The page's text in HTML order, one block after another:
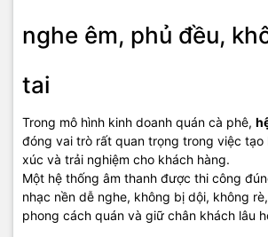
nghe êm, phủ đều,
tai
Trong mô hình kinh doanh quán cà phê,
đóng vai trò rất quan trọng trong việc tạo
xúc và trải nghiệm cho khách hàng.
Một hệ thống âm thanh được thi công
nhạc nền dễ nghe, không bị dội, không
phong cách quán và giữ chân khách lâu
- Tư vấn hệ thống âm thanh phù hợp (nhạc
- Thiết kế sơ đồ bố trí loa khoa học, phủ đều
- Tính toán công suất loa – ampli phù hợp.
- Thi công đi dây âm thanh gọn gàng, thẩm
- Chia zone âm thanh cho từng khu vực.
- Cân chỉnh âm thanh nghe êm, không chói